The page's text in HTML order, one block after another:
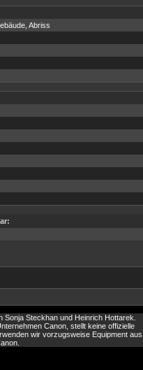
Abriss
Steckhan und Heinrich Hottarek.
Canon, stellt keine offizielle
wir vorzugsweise Equipment aus